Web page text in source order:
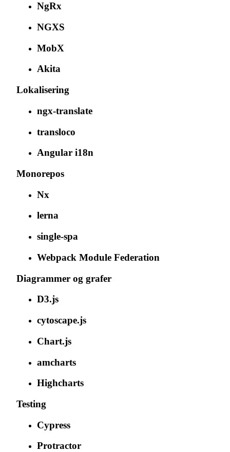
NgRx
NGXS
MobX
Akita
Lokalisering
ngx-translate
transloco
Angular i18n
Monorepos
Nx
lerna
single-spa
Webpack Module Federation
Diagrammer og grafer
D3.js
cytoscape.js
Chart.js
amcharts
Highcharts
Testing
Cypress
Protractor